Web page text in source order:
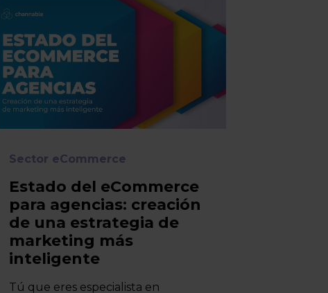
Sector eCommerce
Estado del eCommerce
para agencias: creación
de una estrategia de
marketing más
inteligente
Tú que eres especialista en